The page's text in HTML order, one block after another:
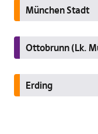
München Stadt
Ottobrunn (Lk.
Erding